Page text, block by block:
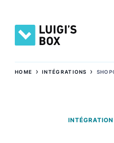
HOME ›INTÉGRATIONS ›